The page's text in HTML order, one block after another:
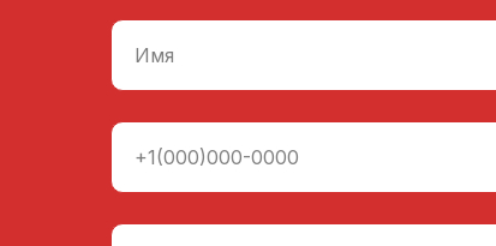
Имя
+1(000)000-0000